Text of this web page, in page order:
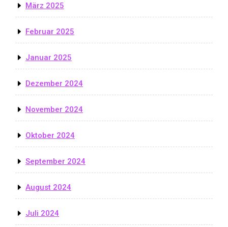
März 2025
Februar 2025
Januar 2025
Dezember 2024
November 2024
Oktober 2024
September 2024
August 2024
Juli 2024